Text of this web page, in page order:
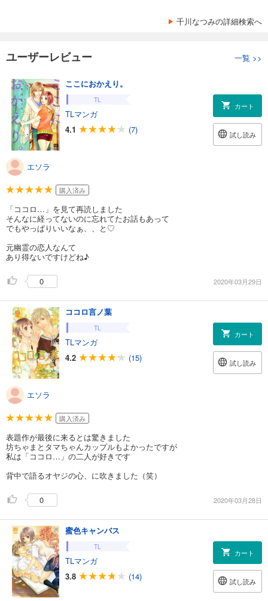
千川なつみの詳細検索へ
ユーザーレビュー 一覧 >>
ここにおかえり。
TL
TLマンガ
4.1
(7)
カート
試し読み
エソラ
購入済み
「ココロ…」を見て再読しました
そんなに経ってないのに忘れてたお話もあって
でもやっぱりいいなぁ、、と♡
元幽霊の恋人なんて
あり得ないですけどね♪
0 2020年03月29日
ココロ言ノ葉
TL
TLマンガ
4.2
(15)
カート
試し読み
エソラ
購入済み
表題作が最後に来るとは驚きました
坊ちゃまとタマちゃんカップルもよかったですが
私は「ココロ…」の二人が好きです
背中で語るオヤジの心、に吹きました（笑）
0 2020年03月28日
蜜色キャンバス
TL
TLマンガ
3.8
(14)
カート
試し読み